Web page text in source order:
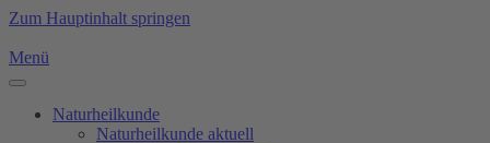
Zum Hauptinhalt springen
Menü
Naturheilkunde
Naturheilkunde aktuell